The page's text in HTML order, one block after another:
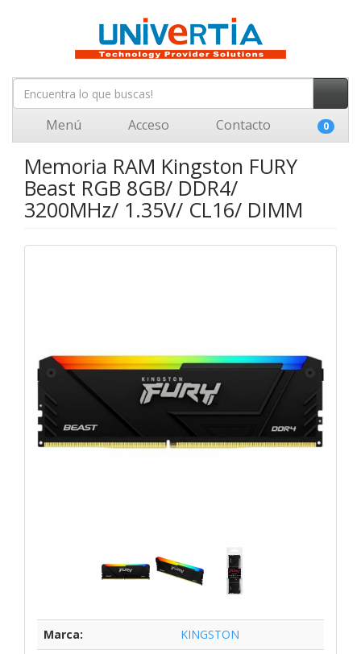
Menú Acceso Contacto 0
Memoria RAM Kingston FURY
Beast RGB 8GB/ DDR4/
3200MHz/ 1.35V/ CL16/ DIMM
Marca:
KINGSTON